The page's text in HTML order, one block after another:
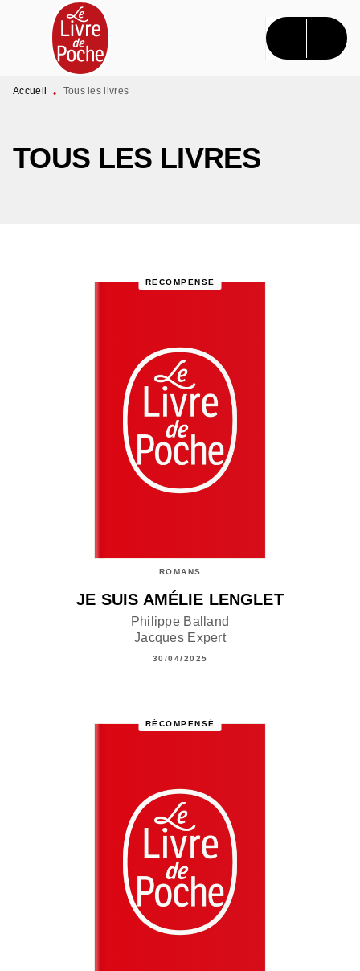
MENU RECHERCHE CONTENU
PIED DE PAGE
Accueil • Tous les livres
TOUS LES LIVRES
RÉCOMPENSÉ
ROMANS
JE SUIS AMÉLIE LENGLET
Philippe Balland
Jacques Expert
30/04/2025
RÉCOMPENSÉ